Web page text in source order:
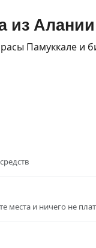
из Алании
Памуккале и
места и ничего не